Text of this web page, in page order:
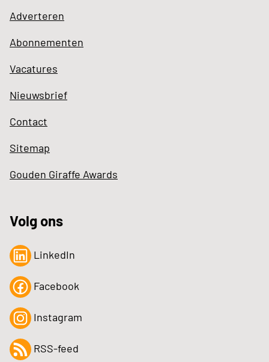
Adverteren
Abonnementen
Vacatures
Nieuwsbrief
Contact
Sitemap
Gouden Giraffe Awards
Volg ons
LinkedIn
Facebook
Instagram
RSS-feed